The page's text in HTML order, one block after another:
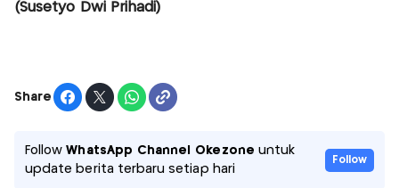
(Susetyo Dwi Prihadi)
Share
FollowWhatsApp Channel Okezone untuk
update berita terbaru setiap hari
Follow